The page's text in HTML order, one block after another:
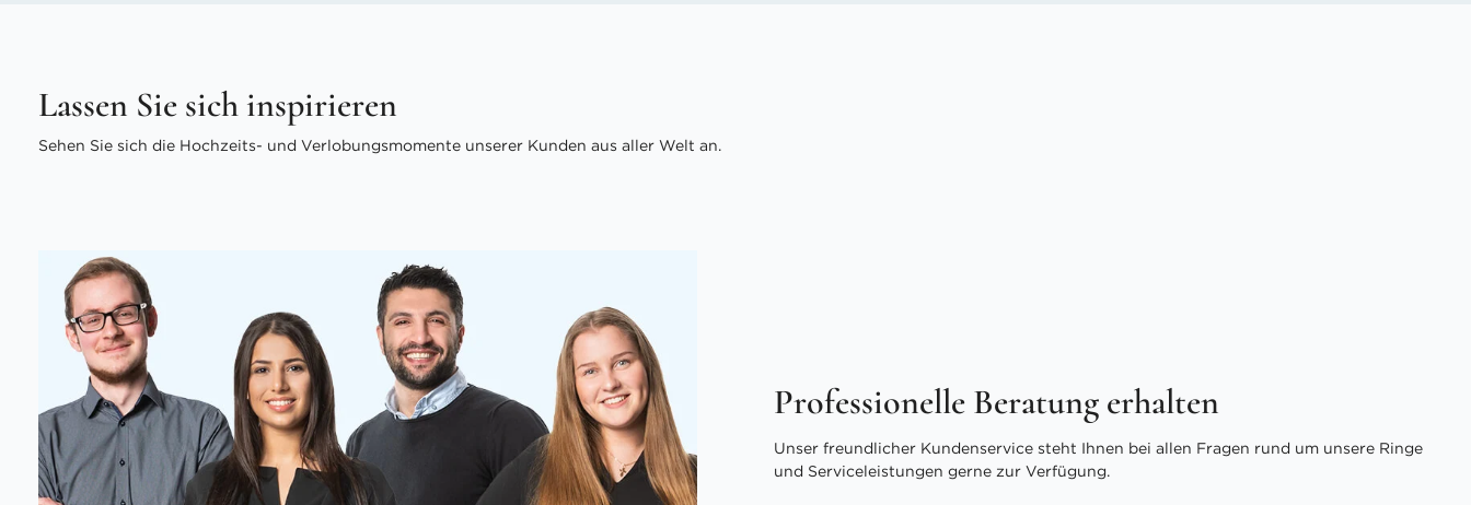
Lassen Sie sich inspirieren
Sehen Sie sich die Hochzeits- und Verlobungsmomente unserer Kunden aus aller Welt an.
Professionelle Beratung erhalten
Unser freundlicher Kundenservice steht Ihnen bei allen Fragen rund um unsere Ringe
und Serviceleistungen gerne zur Verfügung.